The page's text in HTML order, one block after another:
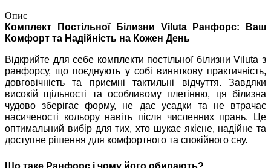
Опис
Комплект Постільної Білизни Viluta Ранфорс: Ваш
Комфорт та Надійність на Кожен День
Відкрийте для себе комплекти постільної білизни Viluta з
ранфорсу, що поєднують у собі виняткову практичність,
довговічність та приємні тактильні відчуття. Завдяки
високій щільності та особливому плетінню, ця білизна
чудово зберігає форму, не дає усадки та не втрачає
насиченості кольору навіть після численних прань. Це
оптимальний вибір для тих, хто шукає якісне, надійне та
доступне рішення для комфортного та спокійного сну.